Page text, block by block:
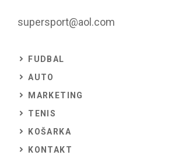
supersport@aol.com
FUDBAL
AUTO
MARKETING
TENIS
KOŠARKA
KONTAKT